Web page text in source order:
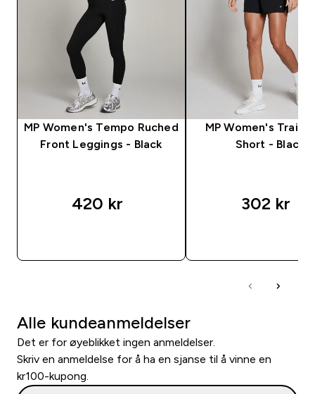
MP Women's Tempo Ruched
Front Leggings - Black
420 kr‎
MP Women's
Short - Black
302 kr‎
Alle kundeanmeldelser
Det er for øyeblikket ingen anmeldelser.
Skriv en anmeldelse for å ha en sjanse til å vinne en
kr100-kupong.